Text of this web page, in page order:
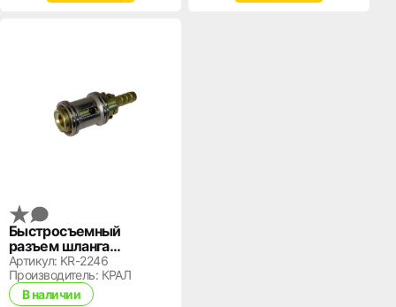
Быстросъемный
разъем шланга
подкачки 8 мм. (к
колесу)
Артикул: KR-2246
Производитель: КРАЛ
В наличии